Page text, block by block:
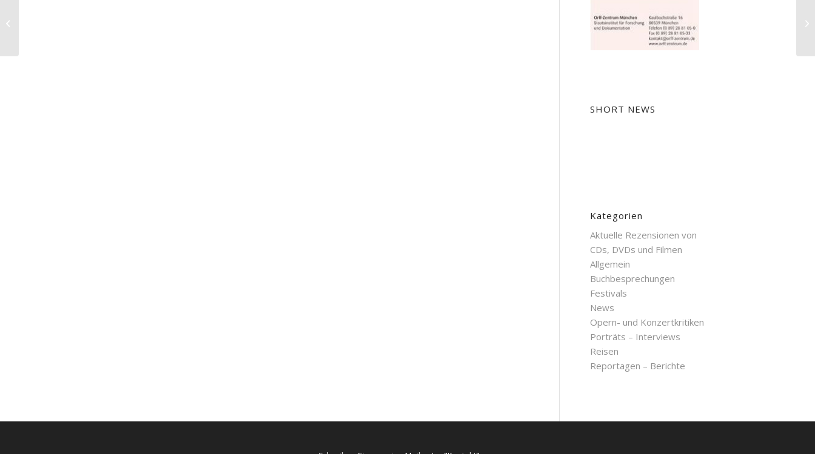
SHORT NEWS
Kategorien
Aktuelle Rezensionen von
CDs, DVDs und Filmen
Allgemein
Buchbesprechungen
Festivals
News
Opern- und Konzertkritiken
Porträts – Interviews
Reisen
Reportagen – Berichte